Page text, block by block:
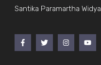
Santika Paramartha Widya